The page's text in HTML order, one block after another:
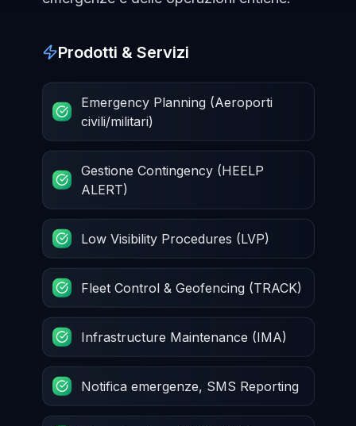
Prodotti & Servizi
Emergency Planning (Aeroporti
civili/militari)
Gestione Contingency (HEELP
ALERT)
Low Visibility Procedures (LVP)
Fleet Control & Geofencing (TRACK)
Infrastructure Maintenance (IMA)
Notifica emergenze, SMS Reporting